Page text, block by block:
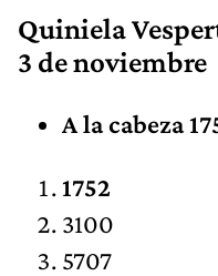
Quiniela
3 de noviembre
A la cabeza
1752
3100
5707